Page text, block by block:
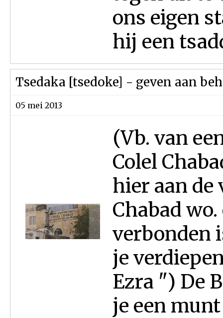
ons eigen
hij een
Tsedaka [tsedoke] - geven aan
05 mei 2013
(Vb. van
Colel
hier aan de
Chabad
verbonden
je
Ezra ") De
je een munt